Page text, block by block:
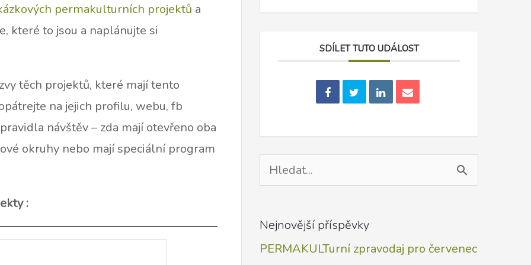
permakulturních projektů a
které to jsou a naplánujte si
těch projektů, které mají tento
na jejich profilu, webu, fb
návštěv – zda mají otevřeno oba
okruhy nebo mají speciální program
:
SDÍLET TUTO UDÁLOST
Vyhledat
pro:
Nejnovější příspěvky
PERMAKULTurní zpravodaj pro červenec